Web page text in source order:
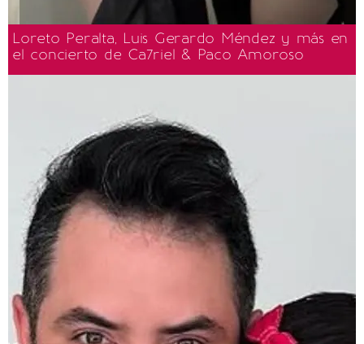
Loreto Peralta, Luis Gerardo Méndez y más en
el concierto de Ca7riel & Paco Amoroso